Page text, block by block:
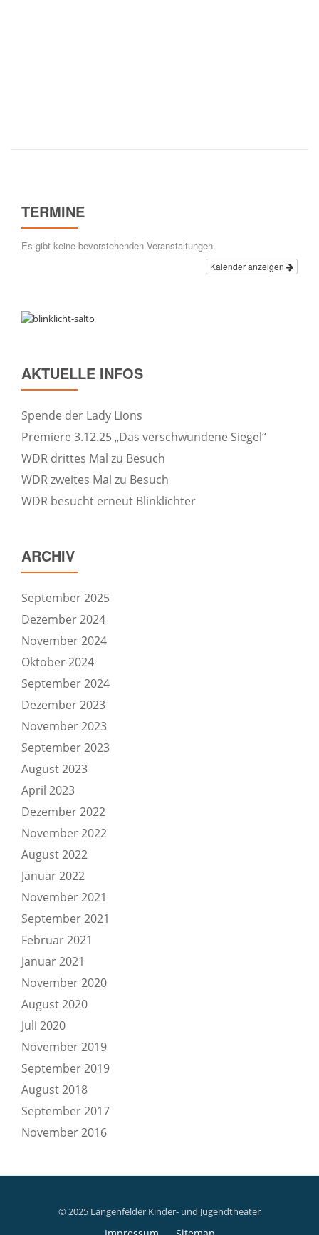
TERMINE
Es gibt keine bevorstehenden Veranstaltungen.
Kalender anzeigen
AKTUELLE INFOS
Spende der Lady Lions
Premiere 3.12.25 „Das verschwundene Siegel“
WDR drittes Mal zu Besuch
WDR zweites Mal zu Besuch
WDR besucht erneut Blinklichter
ARCHIV
September 2025
Dezember 2024
November 2024
Oktober 2024
September 2024
Dezember 2023
November 2023
September 2023
August 2023
April 2023
Dezember 2022
November 2022
August 2022
Januar 2022
November 2021
September 2021
Februar 2021
Januar 2021
November 2020
August 2020
Juli 2020
November 2019
September 2019
August 2018
September 2017
November 2016
© 2025 Langenfelder Kinder- und Jugendtheater